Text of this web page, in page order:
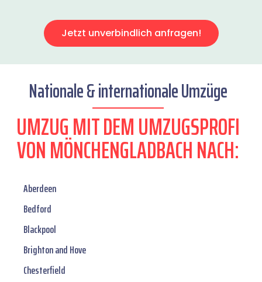
Jetzt unverbindlich anfragen!
Nationale & internationale Umzüge
UMZUG MIT DEM UMZUGSPROFI
VON MÖNCHENGLADBACH NACH:
Aberdeen
Bedford
Blackpool
Brighton and Hove
Chesterfield